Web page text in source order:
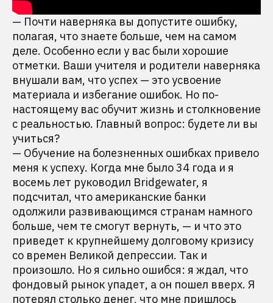
— Почти наверняка вы допустите ошибку,
полагая, что знаете больше, чем на самом
деле. Особенно если у вас были хорошие
отметки. Ваши учителя и родители наверняка
внушали вам, что успех — это усвоение
материала и избегание ошибок. Но по-
настоящему вас обучит жизнь и столкновение
с реальностью. Главный вопрос: будете ли вы
учиться?
— Обучение на болезненных ошибках привело
меня к успеху. Когда мне было 34 года и я
восемь лет руководил Bridgewater, я
подсчитал, что американские банки
одолжили развивающимся странам намного
больше, чем те смогут вернуть, — и что это
приведет к крупнейшему долговому кризису
со времен Великой депрессии. Так и
произошло. Но я сильно ошибся: я ждал, что
фондовый рынок упадет, а он пошел вверх. Я
потерял столько денег, что мне пришлось